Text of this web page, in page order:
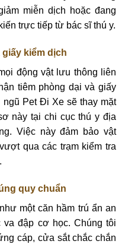
miễn dịch hoặc đang
trực tiếp từ bác sĩ thú y.
kiểm dịch
động vật lưu thông liên
tiêm phòng dại và giấy
Pet Đi Xe sẽ thay mặt
này tại chi cục thú y địa
Việc này đảm bảo vật
qua các trạm kiểm tra
quy chuẩn
một căn hầm trú ẩn an
va đập cơ học. Chúng tôi
cáp, cửa sắt chắc chắn